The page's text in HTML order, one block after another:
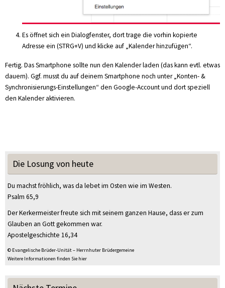
Es öffnet sich ein Dialogfenster, dort trage die vorhin kopierte
Adresse ein (STRG+V) und klicke auf „Kalender hinzufügen“.
Fertig. Das Smartphone sollte nun den Kalender laden (das kann evtl. etwas
dauern). Ggf. musst du auf deinem Smartphone noch unter „Konten- &
Synchronisierungs-Einstellungen“ den Google-Account und dort speziell
den Kalender aktivieren.
Die Losung von heute
Du machst fröhlich, was da lebet im Osten wie im Westen.
Psalm 65,9
Der Kerkermeister freute sich mit seinem ganzen Hause, dass er zum
Glauben an Gott gekommen war.
Apostelgeschichte 16,34
© Evangelische Brüder-Unität – Herrnhuter Brüdergemeine
Weitere Informationen finden Sie hier